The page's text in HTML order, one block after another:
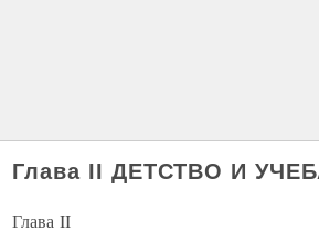
Глава II ДЕТСТВО И
Глава II